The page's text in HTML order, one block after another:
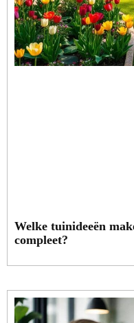
Welke tuinideeën
compleet?